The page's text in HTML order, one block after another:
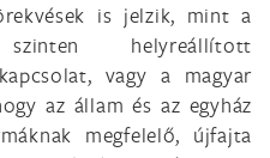
is jelzik, mint a
szinten helyreállított
vagy a magyar
az állam és az egyház
megfelelő, újfajta